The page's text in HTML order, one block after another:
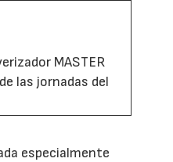
MASTER
las jornadas del
especialmente